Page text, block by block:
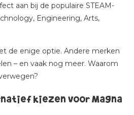
aan bij de populaire STEAM-
Engineering, Arts,
de enige optie. Andere merken
– en vaak nog meer. Waarom
kiezen voor Magna